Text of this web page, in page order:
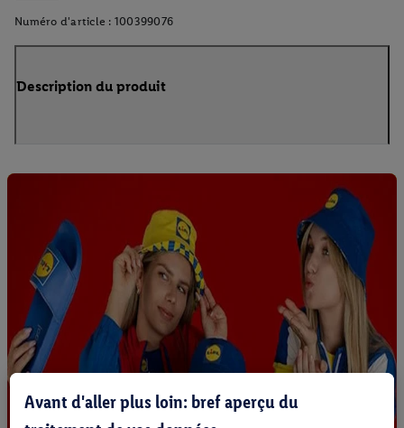
Numéro d'article : 100399076
Description du produit
Avant d'aller plus loin: bref aperçu du